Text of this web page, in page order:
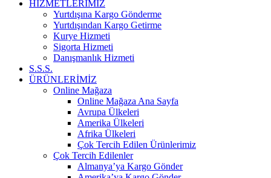
HİZMETLERİMİZ
Yurtdışına Kargo Gönderme
Yurtdışından Kargo Getirme
Kurye Hizmeti
Sigorta Hizmeti
Danışmanlık Hizmeti
S.S.S.
ÜRÜNLERİMİZ
Online Mağaza
Online Mağaza Ana Sayfa
Avrupa Ülkeleri
Amerika Ülkeleri
Afrika Ülkeleri
Çok Tercih Edilen Ürünlerimiz
Çok Tercih Edilenler
Almanya’ya Kargo Gönder